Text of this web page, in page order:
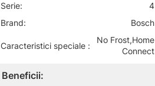
Serie:
4
Brand:
Bosch
Caracteristici speciale :
No Frost,Home
Connect
Beneficii: